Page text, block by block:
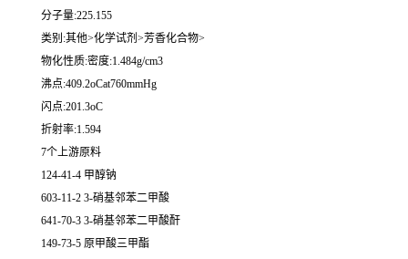
分子量:225.155
类别:其他>化学试剂>芳香化合物>
物化性质:密度:1.484g/cm3
沸点:409.2oCat760mmHg
闪点:201.3oC
折射率:1.594
7个上游原料
124-41-4 甲醇钠
603-11-2 3-硝基邻苯二甲酸
641-70-3 3-硝基邻苯二甲酸酐
149-73-5 原甲酸三甲酯